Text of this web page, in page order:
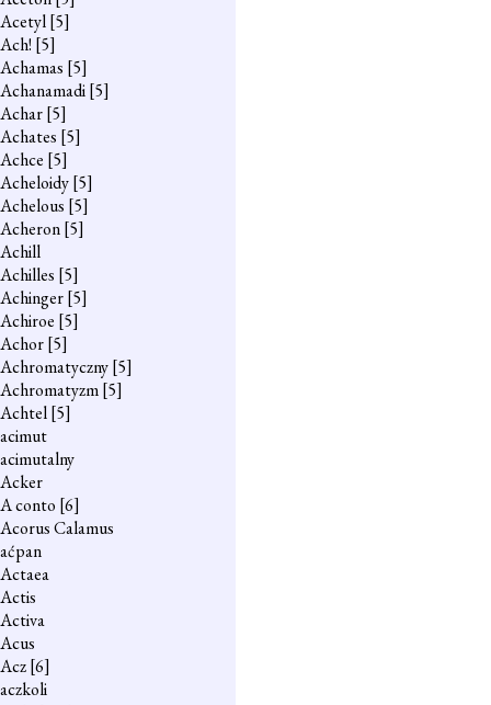
Acetyl[5]
Ach! [5]
Achamas [5]
Achanamadi[5]
Achar[5]
Achates [5]
Achce [5]
Acheloidy[5]
Achelous [5]
Acheron[5]
Achill
Achilles [5]
Achinger[5]
Achiroe [5]
Achor[5]
Achromatyczny[5]
Achromatyzm[5]
Achtel[5]
acimut
acimutalny
Acker
A conto [6]
Acorus Calamus
aćpan
Actaea
Actis
Activa
Acus
Acz[6]
aczkoli